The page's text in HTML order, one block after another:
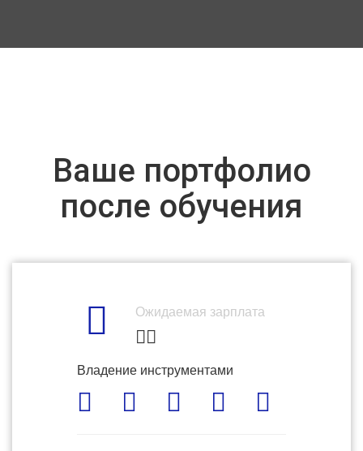
Ваше портфолио
после обучения
Ожидаемая зарплата
Владение инструментами